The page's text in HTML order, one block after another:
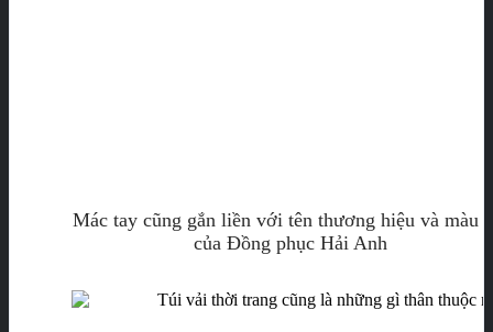
Mác tay cũng gắn liền với tên thương hiệu và màu
của Đồng phục Hải Anh